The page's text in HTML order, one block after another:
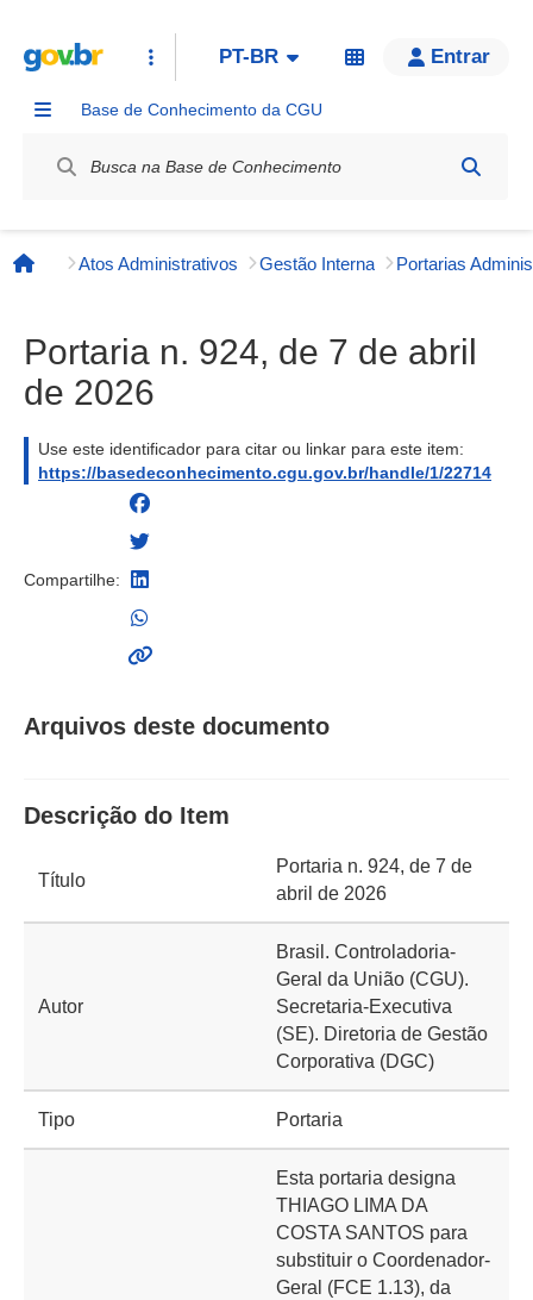
PT-BR Entrar
Base de Conhecimento da CGU
Página inicial
Atos Administrativos Gestão Interna
Portaria n. 924, de 7 de abril
de 2026
Use este identificador para citar ou linkar para este item:
https://basedeconhecimento.cgu.gov.br/handle/1/22714
Compartilhe:
Arquivos deste documento
Descrição do Item
Título
Portaria n. 924, de 7 de
abril de 2026
Autor
Brasil. Controladoria-
Geral da União (CGU).
Secretaria-Executiva
(SE). Diretoria de Gestão
Corporativa (DGC)
Tipo Portaria
Esta portaria designa
THIAGO LIMA DA
COSTA SANTOS para
substituir o Coordenador-
Geral (FCE 1.13), da